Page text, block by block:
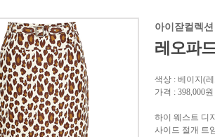
아이잗컬렉션
레오파
색상 : 베이지(
가격 : 398,000원
하이 웨스트 디
사이드 절개 트